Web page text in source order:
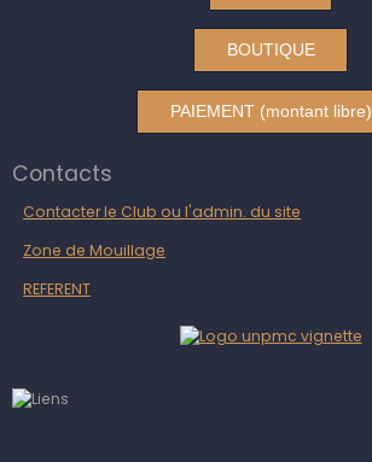
BOUTIQUE
PAIEMENT (montant libre)
Contacts
Contacter le Club ou l'admin. du site
Zone de Mouillage
REFERENT